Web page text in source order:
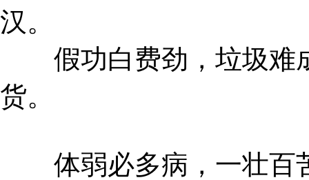
汉。
假功白费劲，垃圾难
货。
体弱必多病，一壮百